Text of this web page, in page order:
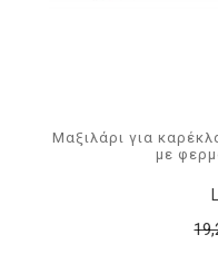
Μαξιλάρι για
με